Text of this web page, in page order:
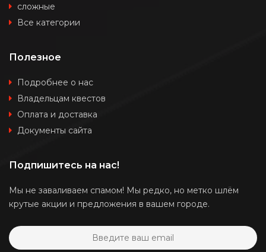
сложные
Все категории
Полезное
Подробнее о нас
Владельцам квестов
Оплата и доставка
Документы сайта
Подпишитесь на нас!
Мы не заваливаем спамом! Мы редко, но метко шлём
крутые акции и предложения в вашем городе.